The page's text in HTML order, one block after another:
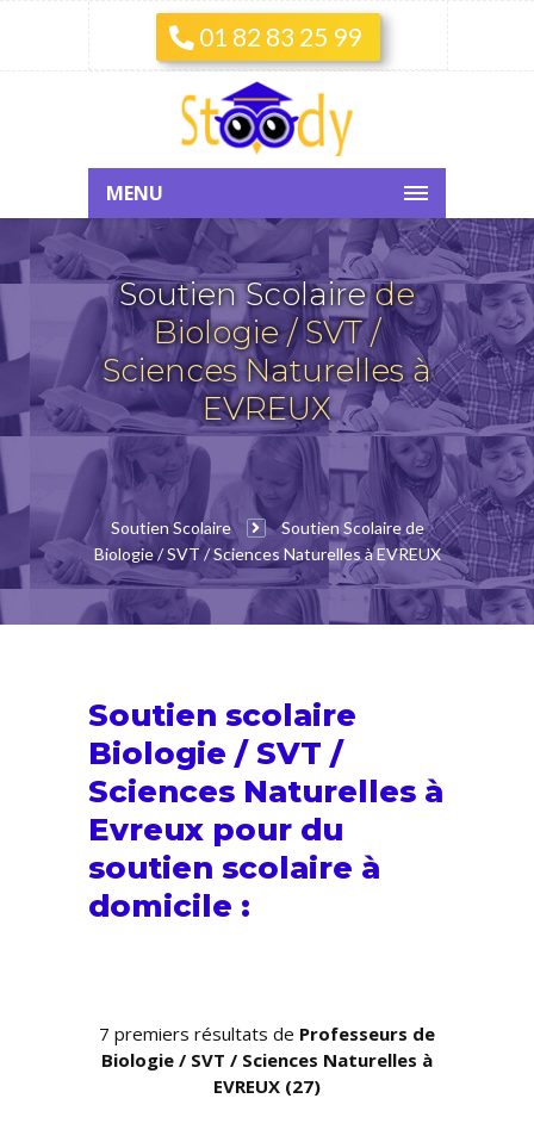
01 82 83 25 99
MENU
Soutien Scolairede
Biologie / SVT /
Sciences Naturelles à
EVREUX
Soutien Scolaire
Soutien Scolaire de
Biologie / SVT / Sciences Naturelles à EVREUX
Soutien scolaire
Biologie / SVT /
Sciences Naturelles à
Evreux pour du
soutien scolaire à
domicile :
7 premiers résultats de Professeurs de
Biologie / SVT / Sciences Naturelles à
EVREUX (27)